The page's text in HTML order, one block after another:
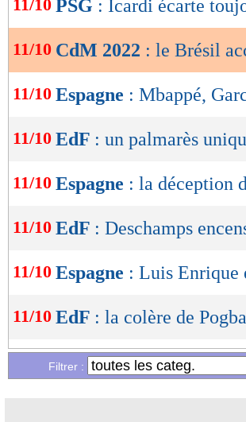
de
OK
11/10 PSG : Icardi écarte
11/10 CdM 2022 : le Brésil
11/10 Espagne : Mbappé,
11/10 EdF : un palmarès
11/10 Espagne : la déception
11/10 EdF : Deschamps
11/10 Espagne : Luis Enrique
11/10 EdF : la colère de
Liste des brèves du
Filtrer :